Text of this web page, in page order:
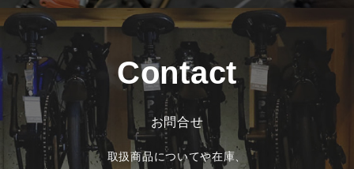
Contact
お問合せ
取扱商品についてや在庫、